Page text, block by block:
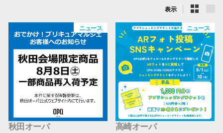
表示
ニュース
秋田オーパ
ニュース
高崎オーパ
横浜ビ